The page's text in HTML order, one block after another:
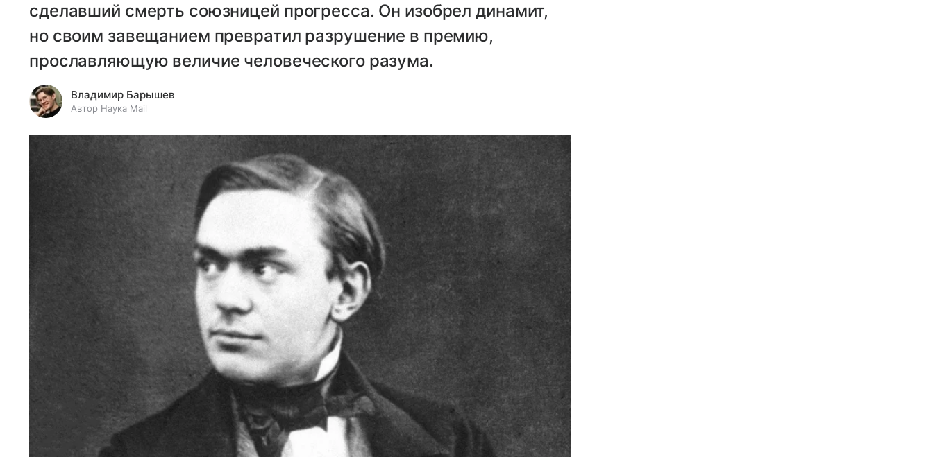
сделавший смерть союзницей прогресса. Он изобрел динамит,
но своим завещанием превратил разрушение в премию,
прославляющую величие человеческого разума.
Владимир Барышев
Автор Наука Mail